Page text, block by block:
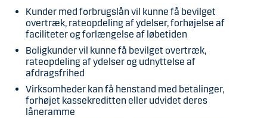
Kunder med forbrugslån vil kunne få bevilget
overtræk, rateopdeling af ydelser, forhøjelse af
faciliteter og forlængelse af løbetiden
Boligkunder vil kunne få bevilget overtræk,
rateopdeling af ydelser og udnyttelse af
afdragsfrihed
Virksomheder kan få henstand med betalinger,
forhøjet kassekreditten eller udvidet deres
låneramme